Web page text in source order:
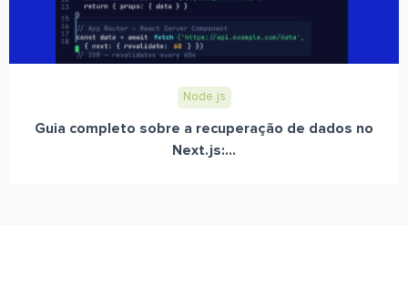
Node.js
Guia completo sobre a recuperação de dados no
Next.js:...